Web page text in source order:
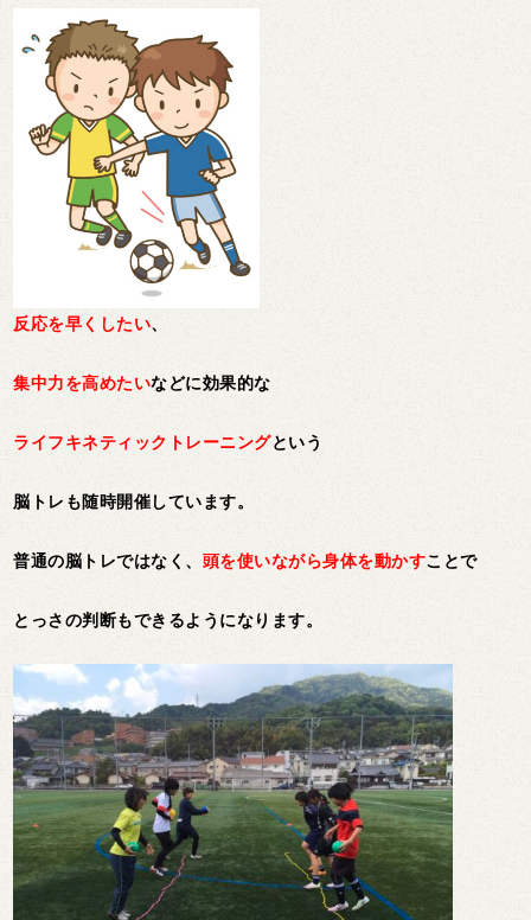
反応を早くしたい、
集中力を高めたいなどに効果的な
ライフキネティックトレーニングという
脳トレも随時開催しています。
普通の脳トレではなく、 頭を使いながら身体を動かすことで
とっさの判断もできるようになります。